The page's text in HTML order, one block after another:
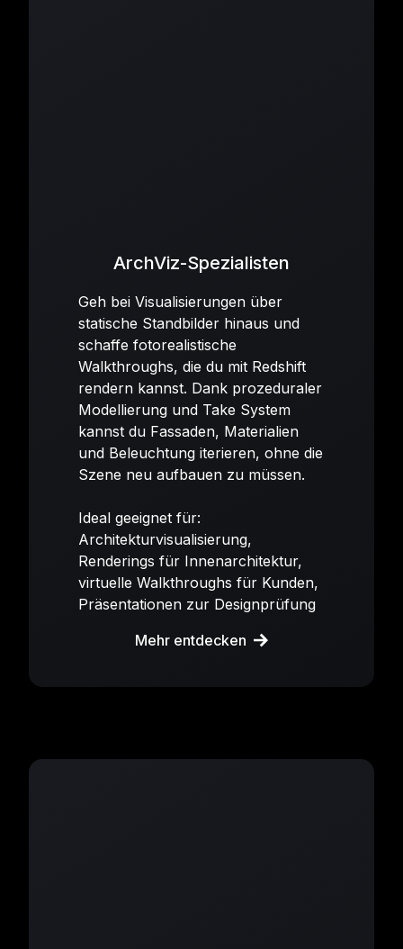
ArchViz-Spezialisten
Geh bei Visualisierungen über
statische Standbilder hinaus und
schaffe fotorealistische
Walkthroughs, die du mit Redshift
rendern kannst. Dank prozeduraler
Modellierung und Take System
kannst du Fassaden, Materialien
und Beleuchtung iterieren, ohne die
Szene neu aufbauen zu müssen.
Ideal geeignet für:
Architekturvisualisierung,
Renderings für Innenarchitektur,
virtuelle Walkthroughs für Kunden,
Präsentationen zur Designprüfung
Mehr entdecken